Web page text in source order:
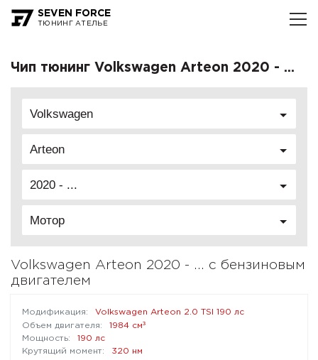
SEVEN FORCE
ТЮНИНГ АТЕЛЬЕ
Чип тюнинг Volkswagen Arteon 2020 - ...
Volkswagen
Arteon
2020 - ...
Мотор
Volkswagen Arteon 2020 - ... с бензиновым
двигателем
Volkswagen Arteon 2.0 TSI 190 лс
1984 см³
190 лс
320 нм